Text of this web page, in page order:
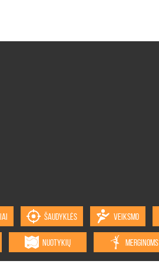
ŠAUDYKLĖS VEIKSMO
NUOTYKIŲ MERGINOMS